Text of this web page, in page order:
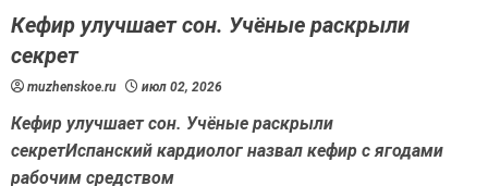
Кефир улучшает сон. Учёные раскрыли
секрет
muzhenskoe.ru июл 02, 2026
Кефир улучшает сон. Учёные раскрыли
секретИспанский кардиолог назвал кефир с ягодами
рабочим средством